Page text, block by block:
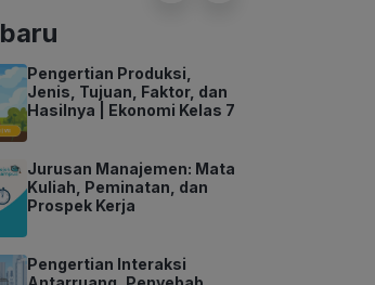
Pengertian Produksi,
Jenis, Tujuan, Faktor, dan
Hasilnya | Ekonomi Kelas 7
Jurusan Manajemen: Mata
Kuliah, Peminatan, dan
Prospek Kerja
Pengertian Interaksi